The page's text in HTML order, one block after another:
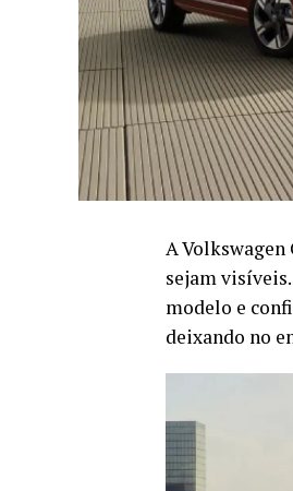
A
sejam
modelo e
deixando no